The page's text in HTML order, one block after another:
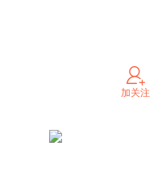
加关注